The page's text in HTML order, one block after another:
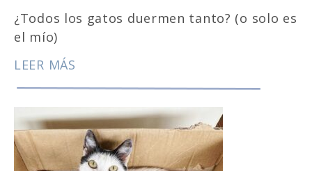
¿Todos los gatos duermen tanto? (o solo es
el mío)
LEER MÁS